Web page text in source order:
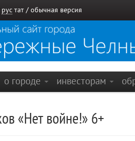
рус тат / обычная версия
о городе инвесторам
«Нет войне!» 6+